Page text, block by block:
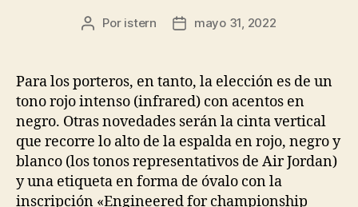
Autor
entrada
Por istern
Fecha
entrada
mayo 31, 2022
Para los porteros, en tanto, la elección es de un
tono rojo intenso (infrared) con acentos en
negro. Otras novedades serán la cinta vertical
que recorre lo alto de la espalda en rojo, negro y
blanco (los tonos representativos de Air Jordan)
y una etiqueta en forma de óvalo con la
inscripción «Engineered for championship